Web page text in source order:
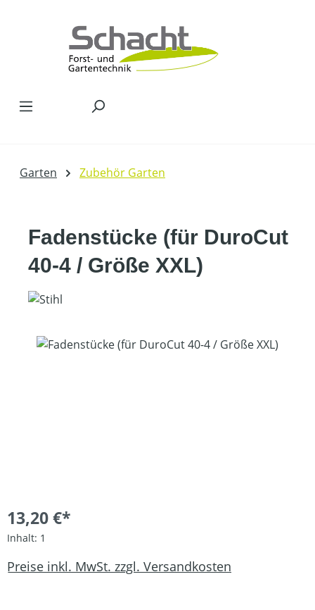
Garten Zubehör Garten
Fadenstücke (für DuroCut
40-4 / Größe XXL)
Bildergalerie überspringen
13,20 €*
Inhalt: 1
Preise inkl. MwSt. zzgl. Versandkosten